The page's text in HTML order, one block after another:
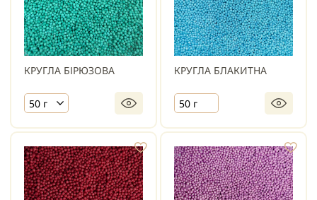
КРУГЛА БІРЮЗОВА
50 г
КРУГЛА БЛАКИТНА
50 г